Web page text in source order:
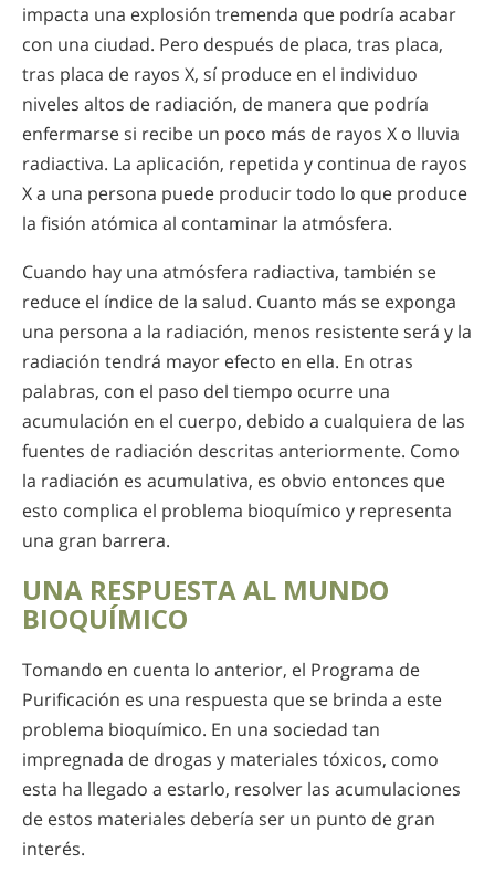
impacta una explosión tremenda que podría acabar
con una ciudad. Pero después de placa, tras placa,
tras placa de rayos X, sí produce en el individuo
niveles altos de radiación, de manera que podría
enfermarse si recibe un poco más de rayos X o lluvia
radiactiva. La aplicación, repetida y continua de rayos
X a una persona puede producir todo lo que produce
la fisión atómica al contaminar la atmósfera.
Cuando hay una atmósfera radiactiva, también se
reduce el índice de la salud. Cuanto más se exponga
una persona a la radiación, menos resistente será y la
radiación tendrá mayor efecto en ella. En otras
palabras, con el paso del tiempo ocurre una
acumulación en el cuerpo, debido a cualquiera de las
fuentes de radiación descritas anteriormente. Como
la radiación es acumulativa, es obvio entonces que
esto complica el problema bioquímico y representa
una gran barrera.
UNA RESPUESTA AL MUNDO
BIOQUÍMICO
Tomando en cuenta lo anterior, el Programa de
Purificación es una respuesta que se brinda a este
problema bioquímico. En una sociedad tan
impregnada de drogas y materiales tóxicos, como
esta ha llegado a estarlo, resolver las acumulaciones
de estos materiales debería ser un punto de gran
interés.